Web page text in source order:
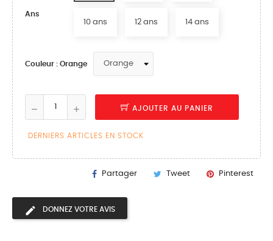
Ans
10 ans 12 ans 14 ans
Couleur : Orange
AJOUTER AU PANIER
DERNIERS ARTICLES EN STOCK
Partager Tweet Pinterest
DONNEZ VOTRE AVIS